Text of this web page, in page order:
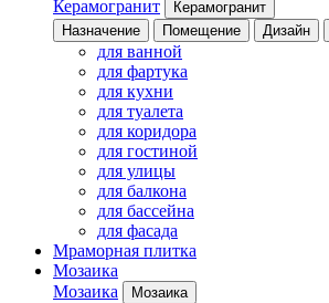
Керамогранит
Керамогранит
Назначение
Помещение Дизайн
для ванной
для фартука
для кухни
для туалета
для коридора
для гостиной
для улицы
для балкона
для бассейна
для фасада
Мраморная плитка
Мозаика
Мозаика
Мозаика